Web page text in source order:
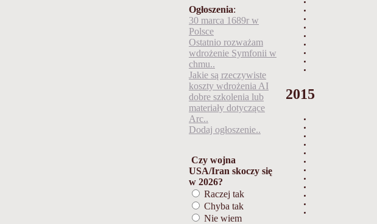
Ogłoszenia:
30 marca 1689r w
Polsce
Ostatnio rozważam
wdrożenie Symfonii w
chmu..
Jakie są rzeczywiste
koszty wdrożenia AI
dobre szkolenia lub
materiały dotyczące
Arc..
Dodaj ogłoszenie..
Czy wojna
USA/Iran skoczy się
w 2026?
Raczej tak
Chyba tak
Nie wiem
2015